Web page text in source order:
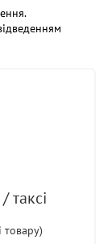
таксі
товару)